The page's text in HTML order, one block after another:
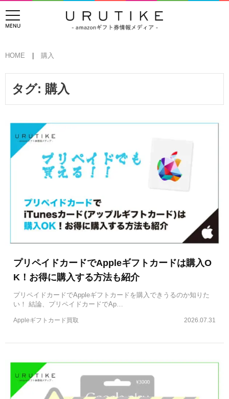
HOME 購入
タグ: 購入
プリペイドカードでAppleギフトカードは購入O
K！お得に購入する方法も紹介
プリペイドカードでAppleギフトカードを購入できうるのか知りた
い！ 結論、プリペイドカードでAp…
2026.07.31
Appleギフトカード買取